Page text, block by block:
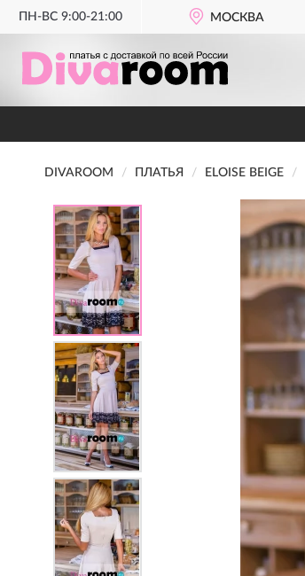
ПН-ВС 9:00-21:00 МОСКВА
DIVAROOM ПЛАТЬЯ ELOISE BEIGE